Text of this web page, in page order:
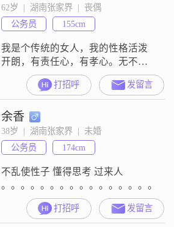
62岁  |  湖南张家界  |  丧偶
公务员
155cm
我是个传统的女人，我的性格活泼
开朗，有责任心，有孝心。无不良
嗜好，喜欢运动、健身。我想找的
另一半，希望他也无不良嗜好，心
疼我，爱护我，有共同的兴趣爱
好，有稳定的工作收入，有责任
心，相互理解，相互照顾，相互关
爱。执子之手，白头偕老。
打招呼 发留言
余香
38岁  |  湖南张家界  |  未婚
公务员
174cm
不乱使性子 懂得思考 过来人
。。。。。。。。。。。。。。。。。
打招呼 发留言